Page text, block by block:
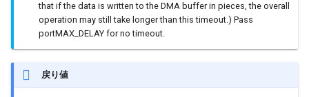
NetBIOS
Preferences
that if the data is written to the DMA buffer in pieces, the overall
operation may still take longer than this timeout.) Pass
portMAX_DELAY for no timeout.
戻り値